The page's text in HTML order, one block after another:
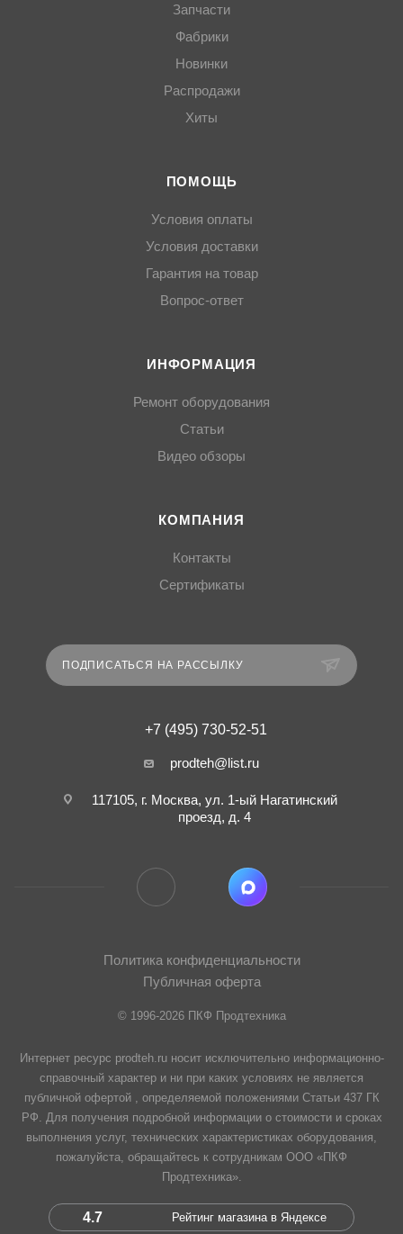
Запчасти
Фабрики
Новинки
Распродажи
Хиты
ПОМОЩЬ
Условия оплаты
Условия доставки
Гарантия на товар
Вопрос-ответ
ИНФОРМАЦИЯ
Ремонт оборудования
Статьи
Видео обзоры
КОМПАНИЯ
Контакты
Сертификаты
ПОДПИСАТЬСЯ НА РАССЫЛКУ
+7 (495) 730-52-51
prodteh@list.ru
117105, г. Москва, ул. 1-ый Нагатинский
проезд, д. 4
Политика конфиденциальности
Публичная оферта
© 1996-2026 ПКФ Продтехника
Интернет ресурс prodteh.ru носит исключительно информационно-
справочный характер и ни при каких условиях не является
публичной офертой , определяемой положениями Статьи 437 ГК
РФ. Для получения подробной информации о стоимости и сроках
выполнения услуг, технических характеристиках оборудования,
пожалуйста, обращайтесь к сотрудникам ООО «ПКФ
Продтехника».
4.7 Рейтинг магазина в Яндексе